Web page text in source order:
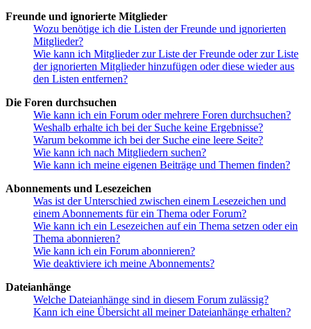
Freunde und ignorierte Mitglieder
Wozu benötige ich die Listen der Freunde und ignorierten
Mitglieder?
Wie kann ich Mitglieder zur Liste der Freunde oder zur Liste
der ignorierten Mitglieder hinzufügen oder diese wieder aus
den Listen entfernen?
Die Foren durchsuchen
Wie kann ich ein Forum oder mehrere Foren durchsuchen?
Weshalb erhalte ich bei der Suche keine Ergebnisse?
Warum bekomme ich bei der Suche eine leere Seite?
Wie kann ich nach Mitgliedern suchen?
Wie kann ich meine eigenen Beiträge und Themen finden?
Abonnements und Lesezeichen
Was ist der Unterschied zwischen einem Lesezeichen und
einem Abonnements für ein Thema oder Forum?
Wie kann ich ein Lesezeichen auf ein Thema setzen oder ein
Thema abonnieren?
Wie kann ich ein Forum abonnieren?
Wie deaktiviere ich meine Abonnements?
Dateianhänge
Welche Dateianhänge sind in diesem Forum zulässig?
Kann ich eine Übersicht all meiner Dateianhänge erhalten?